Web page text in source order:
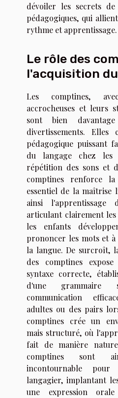
dévoiler les secrets
pédagogiques, qui
rythme et apprentissage.
Le rôle des
l'acquisition
Les comptines,
accrocheuses et leurs
sont bien
divertissements.
pédagogique puissant
du langage chez les
répétition des sons et
comptines renforce la
essentiel de la maîtrise
ainsi l'apprentissage
articulant clairement les
les enfants
prononcer les mots et à
la langue. De surcroît,
des comptines
syntaxe correcte,
d'une
communication
adultes ou des pairs
comptines crée un
mais structuré, où
fait de manière
comptines sont
incontournable pour
langagier, implantant
une expression